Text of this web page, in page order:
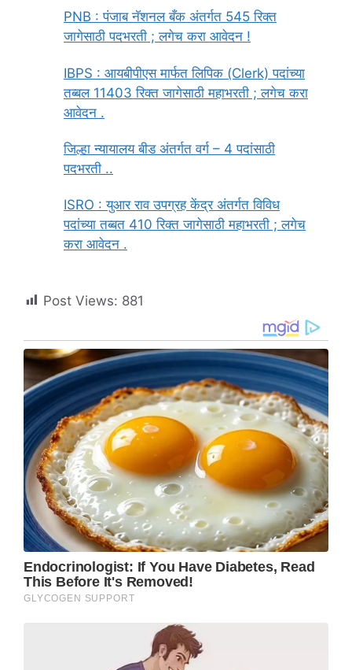
PNB : पंजाब नॅशनल बँक अंतर्गत 545 रिक्त
जागेसाठी पदभरती ; लगेच करा आवेदन !
IBPS : आयबीपीएस मार्फत लिपिक (Clerk) पदांच्या
तब्बल 11403 रिक्त जागेसाठी महाभरती ; लगेच करा
आवेदन .
जिल्हा न्यायालय बीड अंतर्गत वर्ग – 4 पदांसाठी
पदभरती ..
ISRO : युआर राव उपग्रह केंद्र अंतर्गत विविध
पदांच्या तब्बत 410 रिक्त जागेसाठी महाभरती ; लगेच
करा आवेदन .
Post Views: 881